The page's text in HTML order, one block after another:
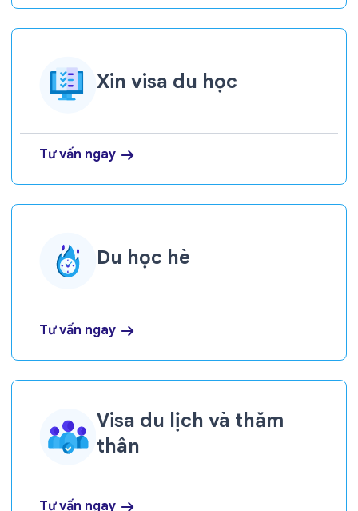
Xin visa du học
Tư vấn ngay
Du học hè
Tư vấn ngay
Visa du lịch và thăm
thân
Tư vấn ngay